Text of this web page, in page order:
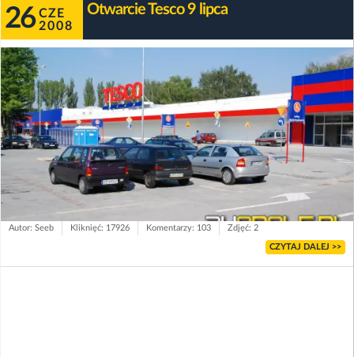
26 CZE
2008
Otwarcie Tesco 9 lipca
Autor: Seeb Kliknięć: 17926 Komentarzy: 103 Zdjęć: 2
CZYTAJ DALEJ >>